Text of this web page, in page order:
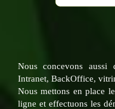
Nous concevons aussi
Intranet, BackOffice,
Nous mettons en place
ligne et effectuons les